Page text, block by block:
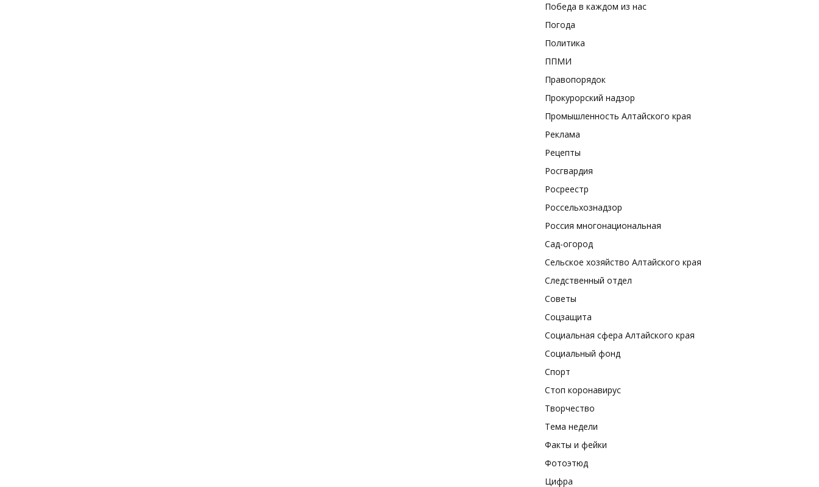
Победа в каждом из нас
Погода
Политика
ППМИ
Правопорядок
Прокурорский надзор
Промышленность Алтайского края
Реклама
Рецепты
Росгвардия
Росреестр
Россельхознадзор
Россия многонациональная
Сад-огород
Сельское хозяйство Алтайского края
Следственный отдел
Советы
Соцзащита
Социальная сфера Алтайского края
Социальный фонд
Спорт
Стоп коронавирус
Творчество
Тема недели
Факты и фейки
Фотоэтюд
Цифра